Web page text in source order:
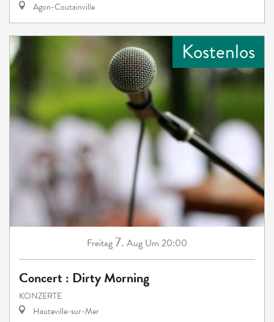
Agon-Coutainville
Kostenlos
Freitag7. Aug Um 20:00
Concert : Dirty Morning
KONZERTE
Hauteville-sur-Mer